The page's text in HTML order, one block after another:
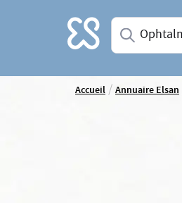
Accueil Saisissez
Accueil/Annuaire Elsan